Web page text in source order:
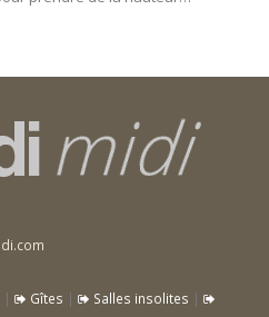
| Gîtes | Salles insolites |